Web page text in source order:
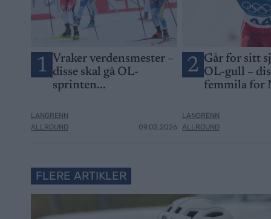
1 Vraker verdensmester –
disse skal gå OL-
sprinten...
LANGRENN
ALLROUND
09.02.2026
2 Går for sitt
OL-gull –
femmila for
LANGRENN
ALLROUND
FLERE ARTIKLER